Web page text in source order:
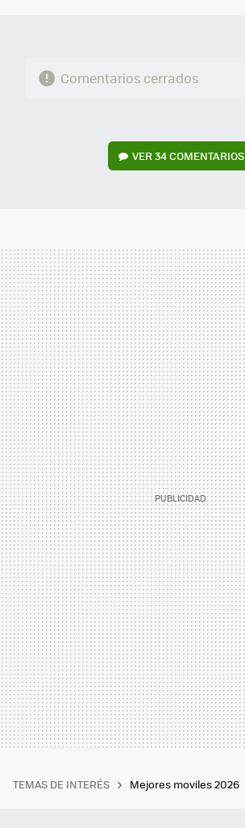
Comentarios cerrados
VER34 COMENTARIOS
TEMAS DE INTERÉS Mejores moviles 2026